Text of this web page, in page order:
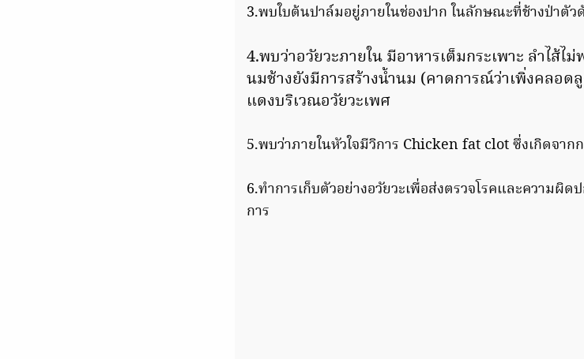
3.พบใบต้นปาล์มอยู่ภายในช่องปาก ในลักษณะที่ช้างป่าตั
4.พบว่าอวัยวะภายใน มีอาหารเต็มกระเพาะ ลำไส้ไ
นมช้างยังมีการสร้างน้ำนม (คาดการณ์ว่าเพิ่งคลอ
แดงบริเวณอวัยวะเพศ
5.พบว่าภายในหัวใจมีวิการ Chicken fat clot ซึ่งเกิดจา
6.ทำการเก็บตัวอย่างอวัยวะเพื่อส่งตรวจโรคและความผิ
การ